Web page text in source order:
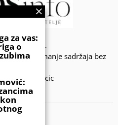
preuzimanje sadržaja bez
izdavača.
Amar SIjercic
za vas:
o